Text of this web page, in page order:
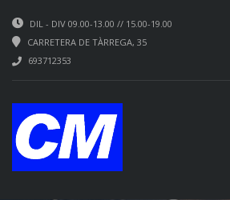
DIL - DIV 09.00-13.00 // 15.00-19.00
CARRETERA DE TÀRREGA, 35
693712353